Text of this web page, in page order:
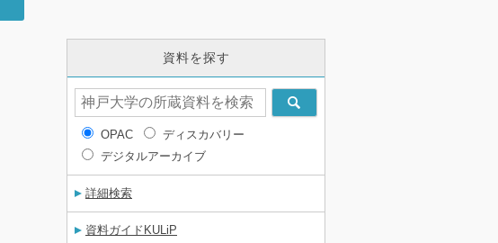
資料を探す
OPAC
ディスカバリー
デジタルアーカイブ
詳細検索
資料ガイドKULiP